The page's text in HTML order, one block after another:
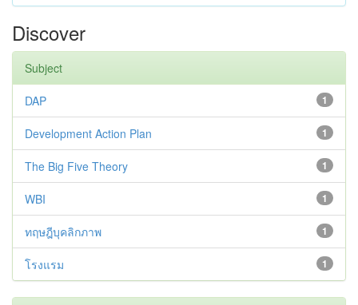
Discover
Subject
1
DAP
1
Development Action Plan
1
The Big Five Theory
1
WBI
1
ทฤษฎีบุคลิกภาพ
1
โรงแรม